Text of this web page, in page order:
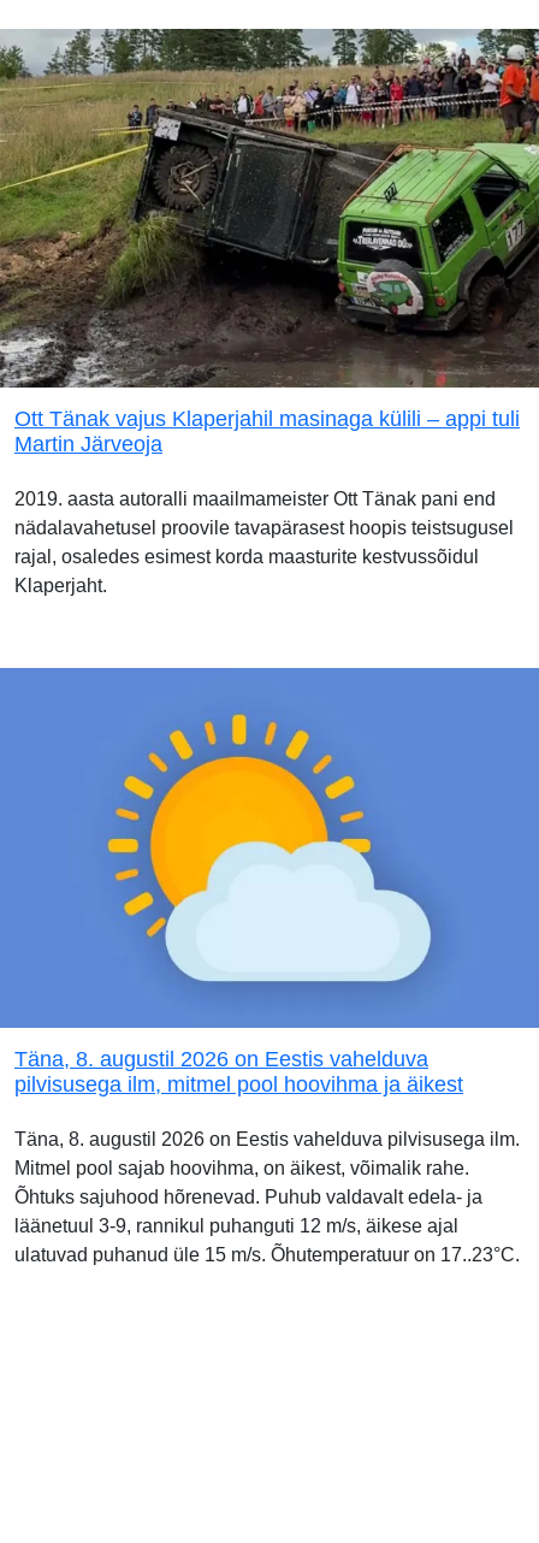
Ott Tänak vajus Klaperjahil masinaga külili – appi tuli
Martin Järveoja
2019. aasta autoralli maailmameister Ott Tänak pani end
nädalavahetusel proovile tavapärasest hoopis teistsugusel
rajal, osaledes esimest korda maasturite kestvussõidul
Klaperjaht.
Täna, 8. augustil 2026 on Eestis vahelduva
pilvisusega ilm, mitmel pool hoovihma ja äikest
Täna, 8. augustil 2026 on Eestis vahelduva pilvisusega ilm.
Mitmel pool sajab hoovihma, on äikest, võimalik rahe.
Õhtuks sajuhood hõrenevad. Puhub valdavalt edela- ja
läänetuul 3-9, rannikul puhanguti 12 m/s, äikese ajal
ulatuvad puhanud üle 15 m/s. Õhutemperatuur on 17..23°C.